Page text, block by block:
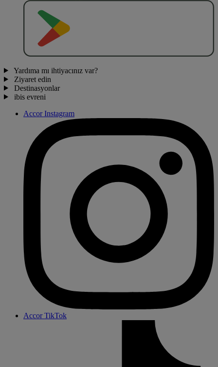
Yardıma mı ihtiyacınız var?
Ziyaret edin
Destinasyonlar
ibis evreni
Accor Instagram
Accor TikTok